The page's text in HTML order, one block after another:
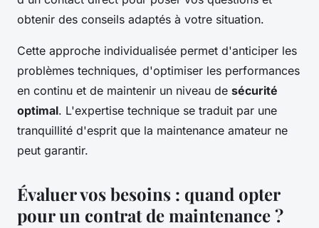
obtenir des conseils adaptés à votre situation.
Cette approche individualisée permet d'anticiper les
problèmes techniques, d'optimiser les performances
en continu et de maintenir un niveau de sécurité
optimal. L'expertise technique se traduit par une
tranquillité d'esprit que la maintenance amateur ne
peut garantir.
Évaluer vos besoins : quand opter
pour un contrat de maintenance ?